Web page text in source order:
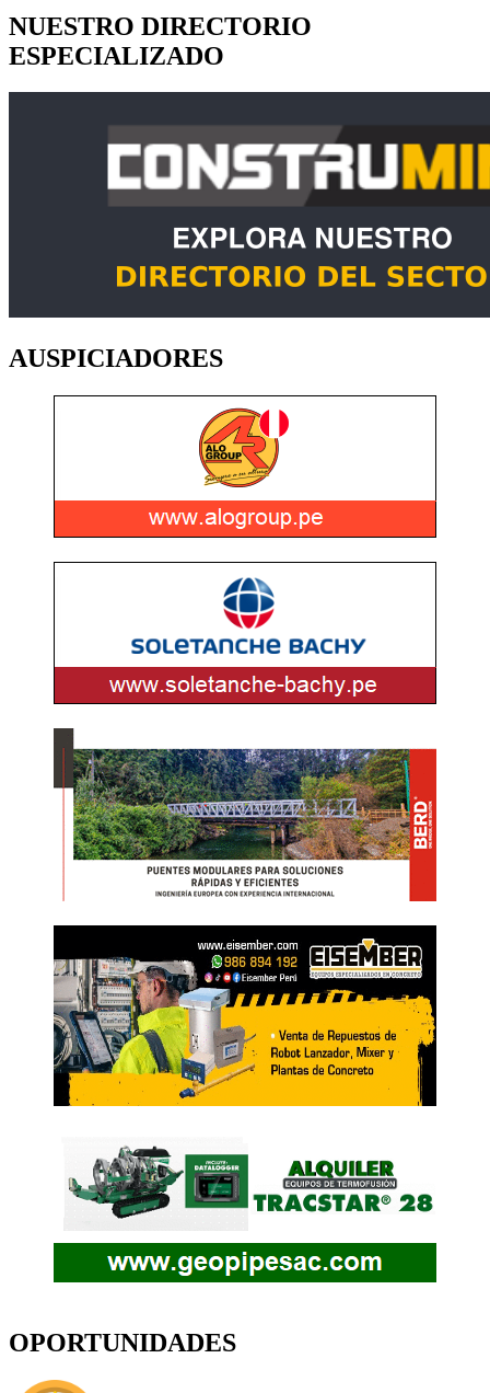
NUESTRO DIRECTORIO
ESPECIALIZADO
AUSPICIADORES
OPORTUNIDADES